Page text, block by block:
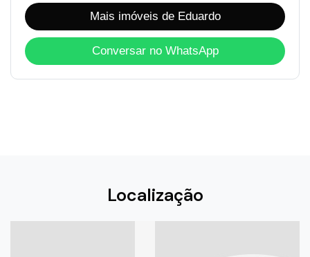
Mais imóveis de Eduardo
Conversar no WhatsApp
Localização